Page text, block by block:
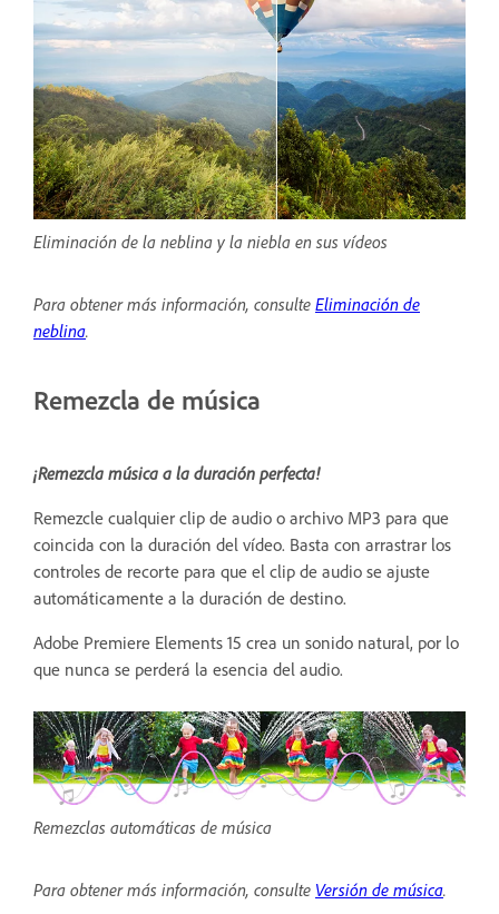
Eliminación de la neblina y la niebla en sus vídeos
Para obtener más información, consulte Eliminación de
neblina.
Remezcla de música
¡Remezcla música a la duración perfecta!
Remezcle cualquier clip de audio o archivo MP3 para que
coincida con la duración del vídeo. Basta con arrastrar los
controles de recorte para que el clip de audio se ajuste
automáticamente a la duración de destino.
Adobe Premiere Elements 15 crea un sonido natural, por lo
que nunca se perderá la esencia del audio.
Remezclas automáticas de música
Para obtener más información, consulte Versión de música.